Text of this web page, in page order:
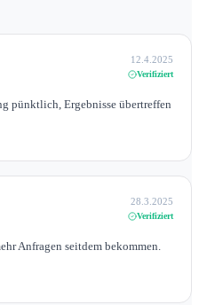
12.4.2025
Verifiziert
pünktlich, Ergebnisse übertreffen
28.3.2025
Verifiziert
Anfragen seitdem bekommen.